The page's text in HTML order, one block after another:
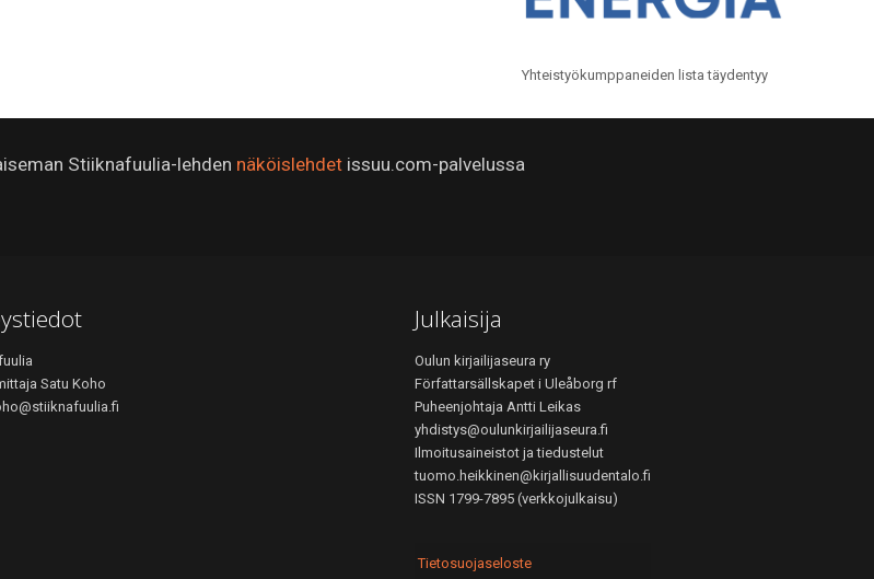
Yhteistyökumppaneiden lista täydentyy
Stiiknafuulia-lehden näköislehdetissuu.com-palvelussa
Satu Koho
Julkaisija
Oulun kirjailijaseura ry
Författarsällskapet i Uleåborg rf
Puheenjohtaja Antti Leikas
yhdistys@oulunkirjailijaseura.fi
Ilmoitusaineistot ja tiedustelut
tuomo.heikkinen@kirjallisuudentalo.fi
ISSN 1799-7895 (verkkojulkaisu)
Tietosuojaseloste